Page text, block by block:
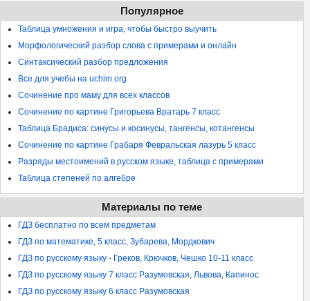
Популярное
Таблица умножения и игра, чтобы быстро выучить
Морфологический разбор слова с примерами и онлайн
Синтаксический разбор предложения
Все для учебы на uchim.org
Сочинение про маму для всех классов
Сочинение по картине Григорьева Вратарь 7 класс
Таблица Брадиса: синусы и косинусы, тангенсы, котангенсы
Сочинение по картине Грабаря Февральская лазурь 5 класс
Разряды местоимений в русском языке, таблица с примерами
Таблица степеней по алгебре
Материалы по теме
ГДЗ бесплатно по всем предметам
ГДЗ по математике, 5 класс, Зубарева, Мордкович
ГДЗ по русскому языку - Греков, Крючков, Чешко 10-11 класс
ГДЗ по русскому языку 7 класс Разумовская, Львова, Капинос
ГДЗ по русскому языку 6 класс Разумовская